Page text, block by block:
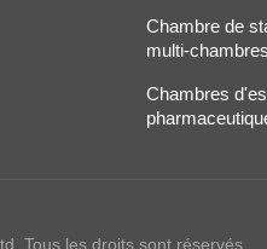
Chambre de
multi-
Chambres
Tous les droits sont réservés .